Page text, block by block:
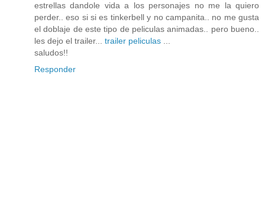
estrellas dandole vida a los personajes no me la quiero
perder.. eso si si es tinkerbell y no campanita.. no me gusta
el doblaje de este tipo de peliculas animadas.. pero bueno..
les dejo el trailer... trailer peliculas
saludos!!
Responder